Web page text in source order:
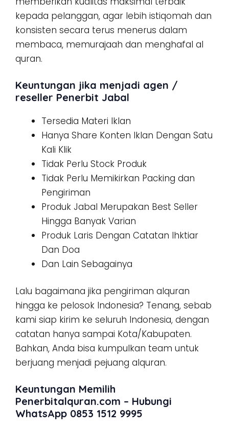
kepada pelanggan, agar lebih istiqomah dan
konsisten secara terus menerus dalam
membaca, memurajaah dan menghafal al
quran.
Keuntungan jika menjadi agen /
reseller Penerbit Jabal
Tersedia Materi Iklan
Hanya Share Konten Iklan Dengan Satu
Kali Klik
Tidak Perlu Stock Produk
Tidak Perlu Memikirkan Packing dan
Pengiriman
Produk Jabal Merupakan Best Seller
Hingga Banyak Varian
Produk Laris Dengan Catatan Ihktiar
Dan Doa
Dan Lain Sebagainya
Lalu bagaimana jika pengiriman alquran
hingga ke pelosok Indonesia? Tenang, sebab
kami siap kirim ke seluruh Indonesia, dengan
catatan hanya sampai Kota/Kabupaten.
Bahkan, Anda bisa kumpulkan team untuk
berjuang menjadi pejuang alquran.
Keuntungan Memilih
Penerbitalquran.com – Hubungi
WhatsApp 0853 1512 9995